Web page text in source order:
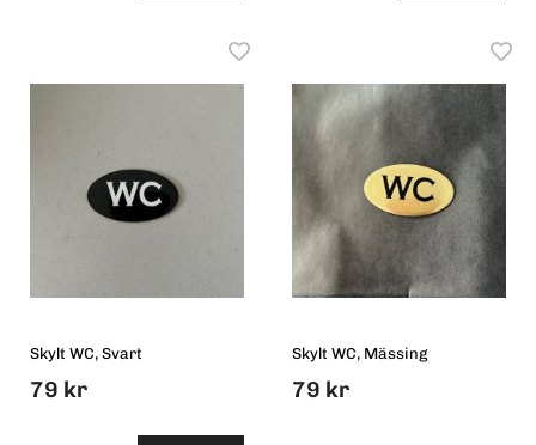
Skylt WC, Svart
79 kr
Skylt WC, Mässing
79 kr